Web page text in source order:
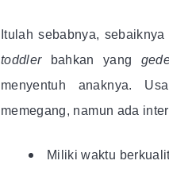
Itulah sebabnya,
toddler
bahkan yang
menyentuh anaknya.
memegang, namun ada
Miliki waktu